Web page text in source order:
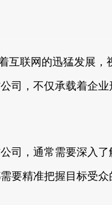
互联网的迅猛发展，
司，不仅承载着企
司，通常需要深入
要精准把握目标受众